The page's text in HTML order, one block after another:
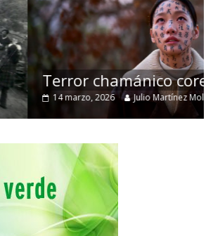
coreano
Julio Martínez Molina 0